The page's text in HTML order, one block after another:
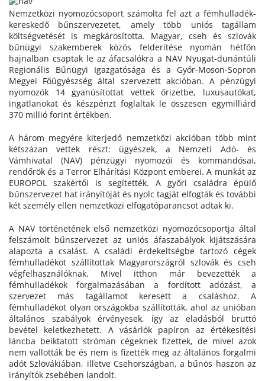
Nemzetközi nyomozócsoport számolta fel azt a fémhulladék-
kereskedő bűnszervezetet, amely több uniós tagállam
költségvetését is megkárosította. Magyar, cseh és szlovák
bűnügyi szakemberek közös felderítése nyomán hétfőn
hajnalban csaptak le az áfacsalókra a NAV Nyugat-dunántúli
Regionális Bűnügyi Igazgatósága és a Győr-Moson-Sopron
Megyei Főügyészség által szervezett akcióban. A pénzügyi
nyomozók 14 gyanúsítottat vettek őrizetbe, luxusautókat,
ingatlanokat és készpénzt foglaltak le összesen egymilliárd
370 millió forint értékben.
A három megyére kiterjedő nemzetközi akcióban több mint
kétszázan vettek részt: ügyészek, a Nemzeti Adó- és
Vámhivatal (NAV) pénzügyi nyomozói és kommandósai,
rendőrök és a Terror Elhárítási Központ emberei. A munkát az
EUROPOL szakértői is segítették. A győri családra épülő
bűnszervezet hat irányítóját és nyolc tagját elfogták és további
két személy ellen nemzetközi elfogatóparancsot adtak ki.
A NAV történetének első nemzetközi nyomozócsoportja által
felszámolt bűnszervezet az uniós áfaszabályok kijátszására
alapozta a csalást. A családi érdekeltségbe tartozó cégek
fémhulladékot szállítottak Magyarországról szlovák és cseh
végfelhasználóknak. Mivel itthon már bevezették a
fémhulladékok forgalmazásában a fordított adózást, a
szervezet más tagállamot keresett a csaláshoz. A
fémhulladékot olyan országokba szállították, ahol az unióban
általános szabályok érvényesek, így az eladásból bruttó
bevétel keletkezhetett. A vásárlók papíron az értékesítési
láncba beiktatott stróman cégeknek fizettek, de mivel azok
nem vallották be és nem is fizették meg az általános forgalmi
adót Szlovákiában, illetve Csehországban, a bűnös haszon az
irányítók zsebében landolt.